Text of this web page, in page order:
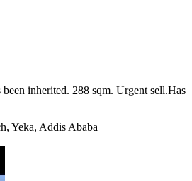
inherited. 288 sqm. Urgent sell.Has
Yeka, Addis Ababa